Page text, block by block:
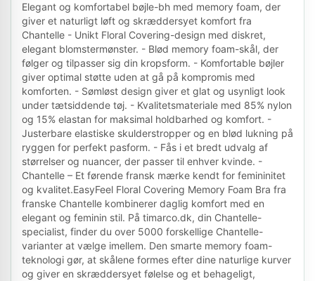
Elegant og komfortabel bøjle-bh med memory foam, der
giver et naturligt løft og skræddersyet komfort fra
Chantelle - Unikt Floral Covering-design med diskret,
elegant blomstermønster. - Blød memory foam-skål, der
følger og tilpasser sig din kropsform. - Komfortable bøjler
giver optimal støtte uden at gå på kompromis med
komforten. - Sømløst design giver et glat og usynligt look
under tætsiddende tøj. - Kvalitetsmateriale med 85% nylon
og 15% elastan for maksimal holdbarhed og komfort. -
Justerbare elastiske skulderstropper og en blød lukning på
ryggen for perfekt pasform. - Fås i et bredt udvalg af
størrelser og nuancer, der passer til enhver kvinde. -
Chantelle – Et førende fransk mærke kendt for femininitet
og kvalitet.EasyFeel Floral Covering Memory Foam Bra fra
franske Chantelle kombinerer daglig komfort med en
elegant og feminin stil. På timarco.dk, din Chantelle-
specialist, finder du over 5000 forskellige Chantelle-
varianter at vælge imellem. Den smarte memory foam-
teknologi gør, at skålene formes efter dine naturlige kurver
og giver en skræddersyet følelse og et behageligt,